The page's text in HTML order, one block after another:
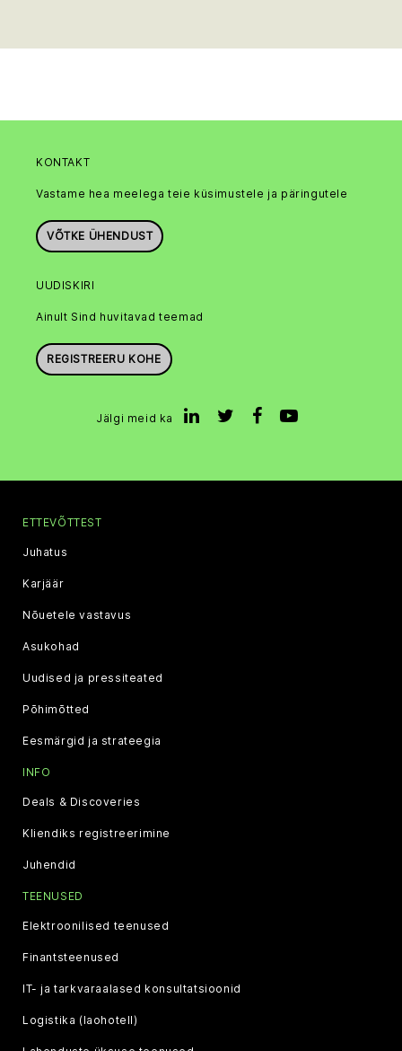
KONTAKT
Vastame hea meelega teie küsimustele ja päringutele
VÕTKE ÜHENDUST
UUDISKIRI
Ainult Sind huvitavad teemad
REGISTREERU KOHE
Jälgi meid ka
ETTEVÕTTEST
Juhatus
Karjäär
Nõuetele vastavus
Asukohad
Uudised ja pressiteated
Põhimõtted
Eesmärgid ja strateegia
INFO
Deals & Discoveries
Kliendiks registreerimine
Juhendid
TEENUSED
Elektroonilised teenused
Finantsteenused
IT- ja tarkvaraalased konsultatsioonid
Logistika (laohotell)